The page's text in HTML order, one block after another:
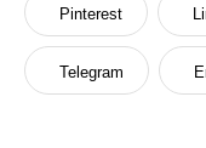
Pinterest
Telegram